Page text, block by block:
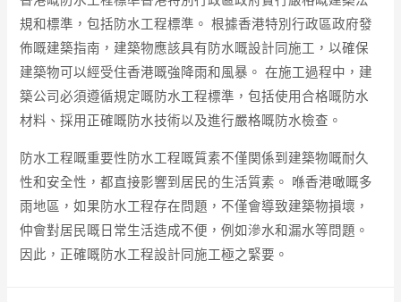
規和標準，包括防水工程標準。 根據香港特別行政區政府發
佈嘅建築指南，建築物應該具有防水嘅設計同施工，以確保
建築物可以經受住香港嘅強降雨和風暴。 在施工過程中，建
築公司必須遵循規定嘅防水工程標準，包括使用合格嘅防水
材料、採用正確嘅防水技術以及進行嚴格嘅防水檢查。
防水工程嘅重要性防水工程嘅質素不僅関係到建築物嘅耐久
性和安全性，都直接影響到居民的生活質素。 喺香港噉嘅多
雨地區，如果防水工程存在問題，不僅會導致建築物損壞，
仲會對居民嘅日常生活造成不便，例如滲水和漏水等問題。
因此，正確嘅防水工程設計同施工極之緊要。